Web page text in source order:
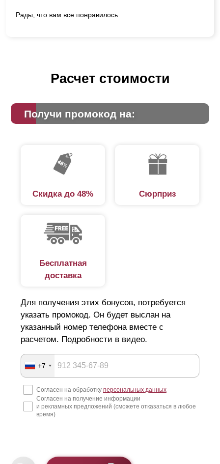
Рады, что вам все понравилось
Расчет стоимости
Получи промокод на:
Скидка до 48% Сюрприз
Бесплатная
доставка
Для получения этих бонусов, потребуется
указать промокод. Он будет выслан на
указанный номер телефона вместе с
расчетом. Подробности в видео.
+7
Согласен на обработку персональных данных
Согласен на получение информации
и рекламных предложений (сможете отказаться в любое
время)